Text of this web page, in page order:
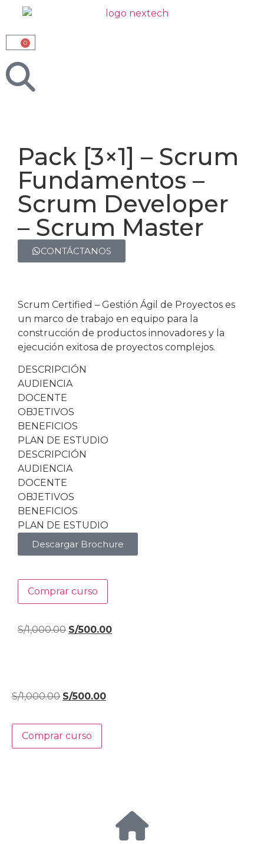
0
Pack [3×1] – Scrum
Fundamentos –
Scrum Developer
– Scrum Master
CONTÁCTANOS
Scrum Certified – Gestión Ágil de Proyectos es
un marco de trabajo en equipo para la
construcción de productos innovadores y la
ejecución exitosa de proyectos complejos.
DESCRIPCIÓN
AUDIENCIA
DOCENTE
OBJETIVOS
BENEFICIOS
PLAN DE ESTUDIO
DESCRIPCIÓN
AUDIENCIA
DOCENTE
OBJETIVOS
BENEFICIOS
PLAN DE ESTUDIO
Descargar Brochure
Comprar curso
S/1,000.00 S/500.00
S/1,000.00 S/500.00
Comprar curso